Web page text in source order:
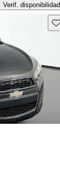
Verif. disponibilidad